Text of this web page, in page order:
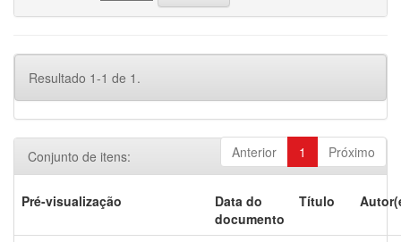
Resultado 1-1 de 1.
Anterior 1 Próximo
Conjunto de itens:
Pré-visualização
Data do
documento
Título